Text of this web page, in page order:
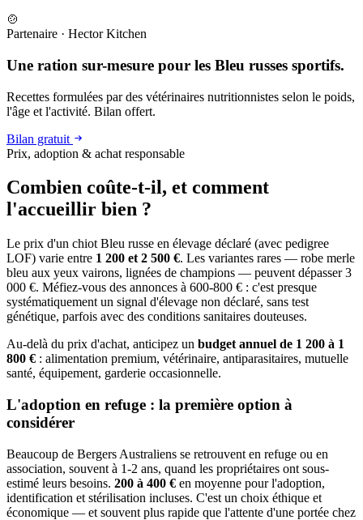
🍲
Partenaire · Hector Kitchen
Une ration sur-mesure pour les Bleu russes sportifs.
Recettes formulées par des vétérinaires nutritionnistes selon le poids,
l'âge et l'activité. Bilan offert.
Bilan gratuit
Prix, adoption & achat responsable
Combien coûte-t-il, et comment
l'accueillir bien ?
Le prix d'un chiot Bleu russe en élevage déclaré (avec pedigree
LOF) varie entre 1 200 et 2 500 €. Les variantes rares — robe merle
bleu aux yeux vairons, lignées de champions — peuvent dépasser 3
000 €. Méfiez-vous des annonces à 600-800 € : c'est presque
systématiquement un signal d'élevage non déclaré, sans test
génétique, parfois avec des conditions sanitaires douteuses.
Au-delà du prix d'achat, anticipez un budget annuel de 1 200 à 1
800 € : alimentation premium, vétérinaire, antiparasitaires, mutuelle
santé, équipement, garderie occasionnelle.
L'adoption en refuge : la première option à
considérer
Beaucoup de Bergers Australiens se retrouvent en refuge ou en
association, souvent à 1-2 ans, quand les propriétaires ont sous-
estimé leurs besoins. 200 à 400 € en moyenne pour l'adoption,
identification et stérilisation incluses. C'est un choix éthique et
économique — et souvent plus rapide que l'attente d'une portée chez